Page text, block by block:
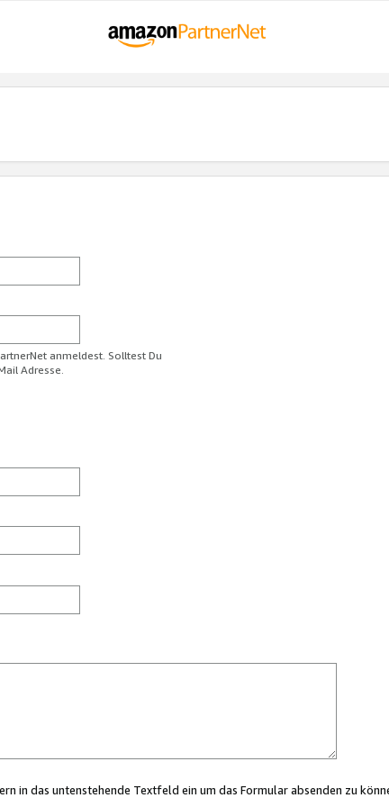
anmeldest. Solltest Du
Adresse.
in das untenstehende Textfeld ein um das Formular absenden zu